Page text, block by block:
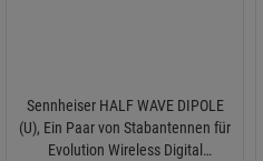
Sennheiser HALF WAVE DIPOLE
(U), Ein Paar von Stabantennen für
Evolution Wireless Digital